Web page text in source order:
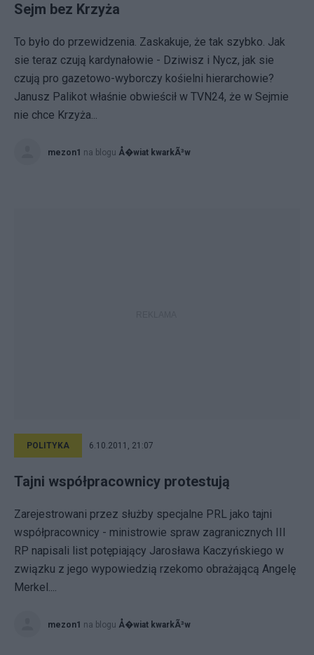
Sejm bez Krzyża
To było do przewidzenia. Zaskakuje, że tak szybko. Jak
sie teraz czują kardynałowie - Dziwisz i Nycz, jak sie
czują pro gazetowo-wyborczy kośielni hierarchowie?
Janusz Palikot właśnie obwieścił w TVN24, że w Sejmie
nie chce Krzyża...
mezon1 na blogu Å�wiat kwarkÃ³w
POLITYKA 6.10.2011, 21:07
Tajni współpracownicy protestują
Zarejestrowani przez służby specjalne PRL jako tajni
współpracownicy - ministrowie spraw zagranicznych III
RP napisali list potępiający Jarosława Kaczyńskiego w
związku z jego wypowiedzią rzekomo obrażającą Angelę
Merkel....
mezon1 na blogu Å�wiat kwarkÃ³w